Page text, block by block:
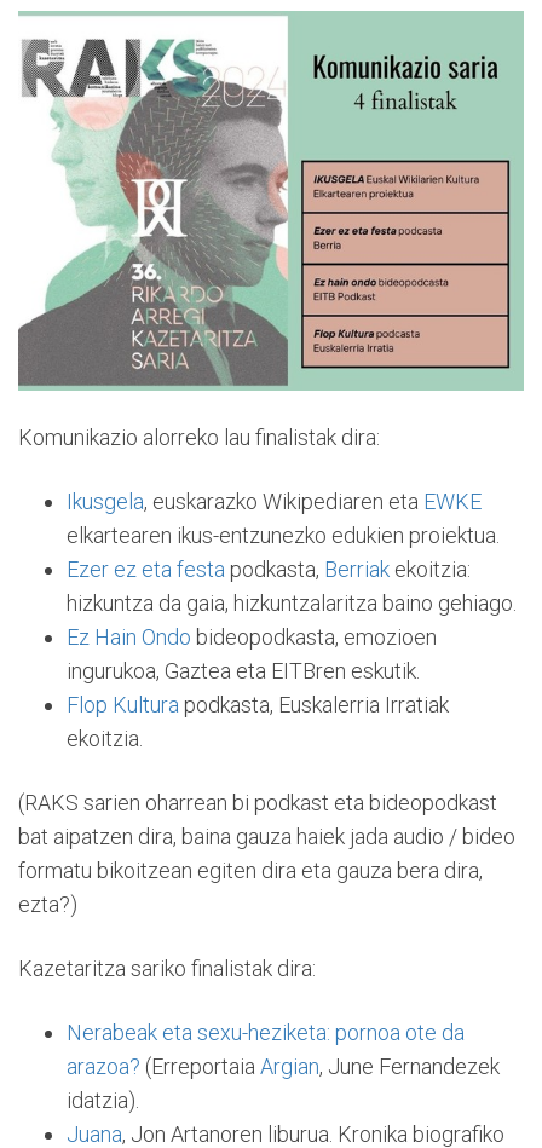
Komunikazio alorreko lau finalistak dira:
Ikusgela, euskarazko Wikipediaren eta EWKE
elkartearen ikus-entzunezko edukien proiektua.
Ezer ez eta festa podkasta, Berriak ekoitzia:
hizkuntza da gaia, hizkuntzalaritza baino gehiago.
Ez Hain Ondo bideopodkasta, emozioen
ingurukoa, Gaztea eta EITBren eskutik.
Flop Kultura podkasta, Euskalerria Irratiak
ekoitzia.
(RAKS sarien oharrean bi podkast eta bideopodkast
bat aipatzen dira, baina gauza haiek jada audio / bideo
formatu bikoitzean egiten dira eta gauza bera dira,
ezta?)
Kazetaritza sariko finalistak dira:
Nerabeak eta sexu-heziketa: pornoa ote da
arazoa? (Erreportaia Argian, June Fernandezek
idatzia).
Juana, Jon Artanoren liburua. Kronika biografiko